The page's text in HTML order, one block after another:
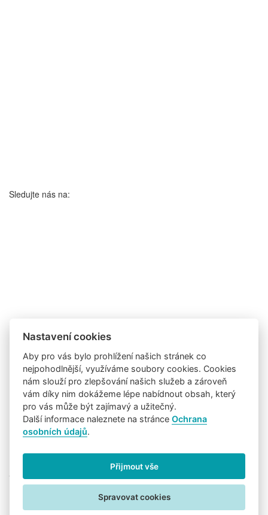
Sledujte nás na:
Sledujte nás na:
Uživatelské podmínky
Informace o zpracování osobních údajů
Nastavení cookies
Nastavení cookies
Aby pro vás bylo prohlížení našich stránek co
nejpohodlnější, využíváme soubory cookies. Cookies
nám slouží pro zlepšování našich služeb a zároveň
vám díky nim dokážeme lépe nabídnout obsah, který
pro vás může být zajímavý a užitečný.
Další informace naleznete na stránceOchrana
osobních údajů.
Přijmout vše
Spravovat cookies